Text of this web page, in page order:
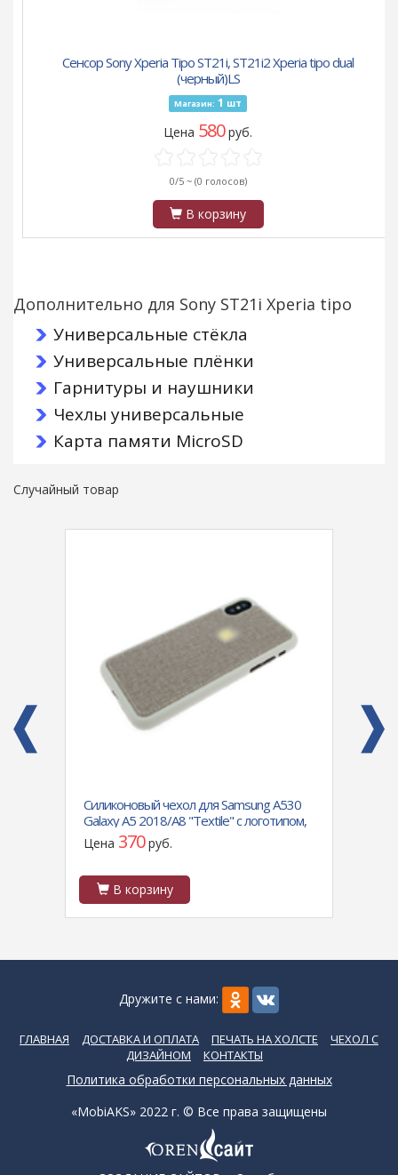
Сенсор Sony Xperia Tipo ST21i, ST21i2 Xperia tipo dual
(черный)LS
Магазин: 1 шт
Цена 580руб.
0/5 ~ (0 голосов)
В корзину
Дополнительно для Sony ST21i Xperia tipo
Универсальные стёкла
Универсальные плёнки
Гарнитуры и наушники
Чехлы универсальные
Карта памяти MicroSD
Случайный товар
Силиконовый чехол для Samsung A530
Galaxy A5 2018/A8 "Textile" с логотипом,
коричневый
Цена 370руб.
В корзину
Дружите с нами:
ГЛАВНАЯ ДОСТАВКА И ОПЛАТА ПЕЧАТЬ НА ХОЛСТЕ
ЧЕХОЛ С
ДИЗАЙНОМ
КОНТАКТЫ
Политика обработки персональных данных
«MobiAKS» 2022 г. © Все права защищены